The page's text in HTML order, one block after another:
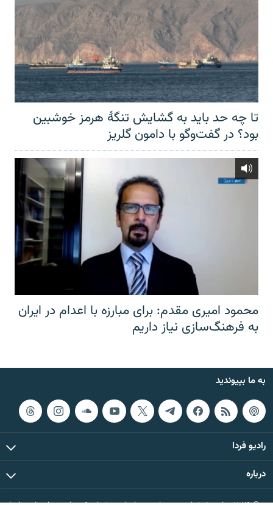
تا چه حد باید به گشایش تنگهٔ هرمز خوشبین
بود؟ در گفت‌وگو با دامون گلریز
محمود امیری مقدم: برای مبارزه با اعدام در ایران
به فرهنگ‌سازی نیاز داریم
به ما بپیوندید
رادیو فردا
درباره